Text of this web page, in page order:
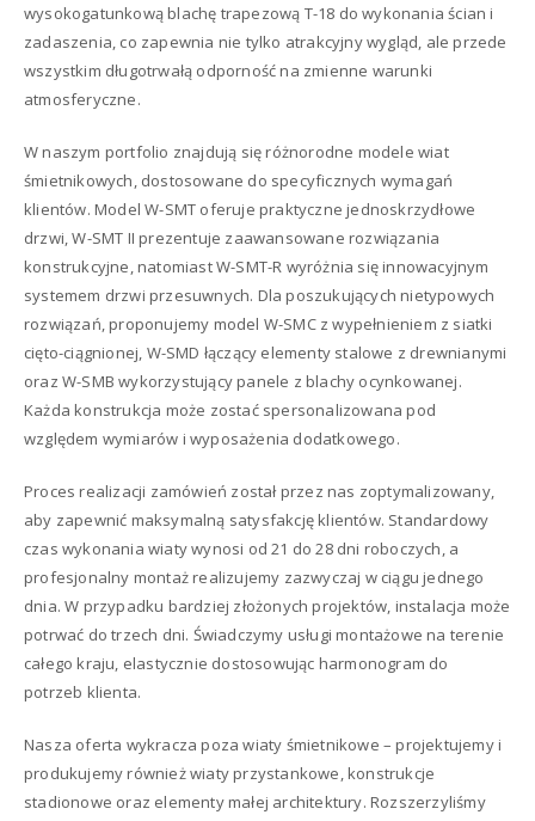
wysokogatunkową blachę trapezową T-18 do wykonania ścian i
zadaszenia, co zapewnia nie tylko atrakcyjny wygląd, ale przede
wszystkim długotrwałą odporność na zmienne warunki
atmosferyczne.
W naszym portfolio znajdują się różnorodne modele wiat
śmietnikowych, dostosowane do specyficznych wymagań
klientów. Model W-SMT oferuje praktyczne jednoskrzydłowe
drzwi, W-SMT II prezentuje zaawansowane rozwiązania
konstrukcyjne, natomiast W-SMT-R wyróżnia się innowacyjnym
systemem drzwi przesuwnych. Dla poszukujących nietypowych
rozwiązań, proponujemy model W-SMC z wypełnieniem z siatki
cięto-ciągnionej, W-SMD łączący elementy stalowe z drewnianymi
oraz W-SMB wykorzystujący panele z blachy ocynkowanej.
Każda konstrukcja może zostać spersonalizowana pod
względem wymiarów i wyposażenia dodatkowego.
Proces realizacji zamówień został przez nas zoptymalizowany,
aby zapewnić maksymalną satysfakcję klientów. Standardowy
czas wykonania wiaty wynosi od 21 do 28 dni roboczych, a
profesjonalny montaż realizujemy zazwyczaj w ciągu jednego
dnia. W przypadku bardziej złożonych projektów, instalacja może
potrwać do trzech dni. Świadczymy usługi montażowe na terenie
całego kraju, elastycznie dostosowując harmonogram do
potrzeb klienta.
Nasza oferta wykracza poza wiaty śmietnikowe – projektujemy i
produkujemy również wiaty przystankowe, konstrukcje
stadionowe oraz elementy małej architektury. Rozszerzyliśmy